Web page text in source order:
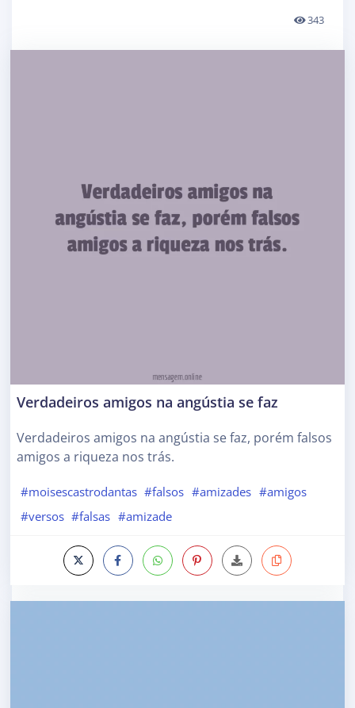
343
Verdadeiros amigos na angústia se faz
Verdadeiros amigos na angústia se faz, porém falsos
amigos a riqueza nos trás.
#moisescastrodantas #falsos #amizades #amigos
#versos #falsas #amizade